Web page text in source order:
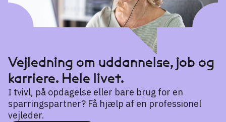
Vejledning om uddannelse, job og
karriere. Hele livet.
I tvivl, på opdagelse eller bare brug for en
sparringspartner? Få hjælp af en professionel
vejleder.